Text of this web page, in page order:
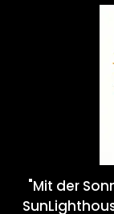
"Mit der